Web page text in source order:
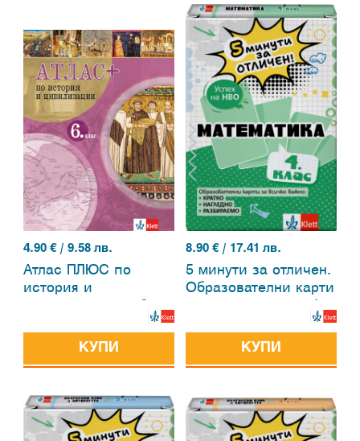
4.90 € / 9.58 лв.
Атлас ПЛЮС по
история и
КУПИ
8.90€ / 17.41 лв.
5 минути за отличен.
Образователни карти
КУПИ